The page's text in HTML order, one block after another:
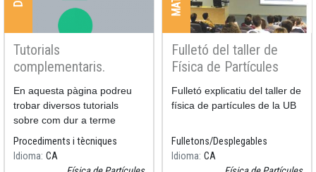
Tutorials
complementaris.
Projecte ADMIRA
Resum
En aquesta pàgina podreu
trobar diversos tutorials
sobre com dur a terme
certes activitats
complementàries
relacionades amb el món de
Procediments i tècniques
Idioma CA
Fulletó del taller de
Física de Partícules
Resum
Fulletó explicatiu del taller de
física de partícules de la UB
Fulletons/Desplegables
Idioma CA